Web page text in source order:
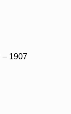
– 1907